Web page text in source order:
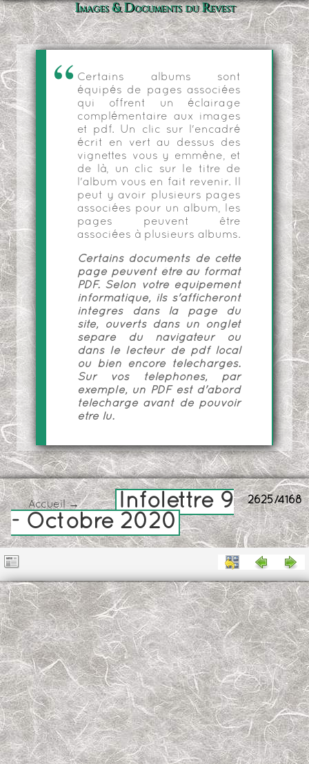
Images & Documents du Revest
Certains albums sont
équipés de pages associées
qui offrent un éclairage
complémentaire aux images
et pdf. Un clic sur l'encadré
écrit en vert au dessus des
vignettes vous y emmène, et
de là, un clic sur le titre de
l'album vous en fait revenir. Il
peut y avoir plusieurs pages
associées pour un album, les
pages peuvent être
associées à plusieurs albums.
Certains documents de cette
page peuvent être au format
PDF. Selon votre équipement
informatique, ils s'afficheront
intégrés dans la page du
site, ouverts dans un onglet
séparé du navigateur ou
dans le lecteur de pdf local
ou bien encore téléchargés.
Sur vos téléphones, par
exemple, un PDF est d'abord
téléchargé avant de pouvoir
être lu.
2625/4168
Accueil→
Infolettre 9
- Octobre 2020